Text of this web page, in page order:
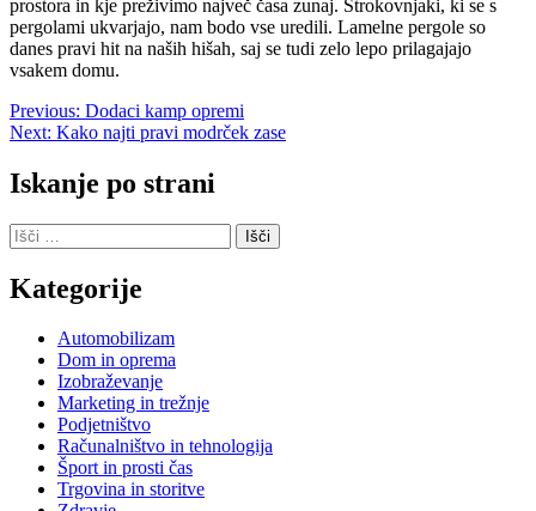
prostora in kje preživimo največ časa zunaj. Strokovnjaki, ki se s
pergolami ukvarjajo, nam bodo vse uredili. Lamelne pergole so
danes pravi hit na naših hišah, saj se tudi zelo lepo prilagajajo
vsakem domu.
Navigacija
prispevka
Previous: Dodaci kamp opremi
Next: Kako najti pravi modrček zase
Iskanje po strani
Išči:
Kategorije
Automobilizam
Dom in oprema
Izobraževanje
Marketing in trežnje
Podjetništvo
Računalništvo in tehnologija
Šport in prosti čas
Trgovina in storitve